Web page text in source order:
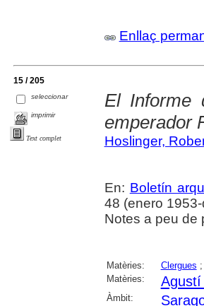
Enllaç
15 / 205
seleccionar
imprimir
Text complet
El Informe
emperador
Hoslinger,
En: Boletín
48 (enero
Notes a peu de
Matèries: Clergues ;
Matèries:
Agustí
Àmbit: